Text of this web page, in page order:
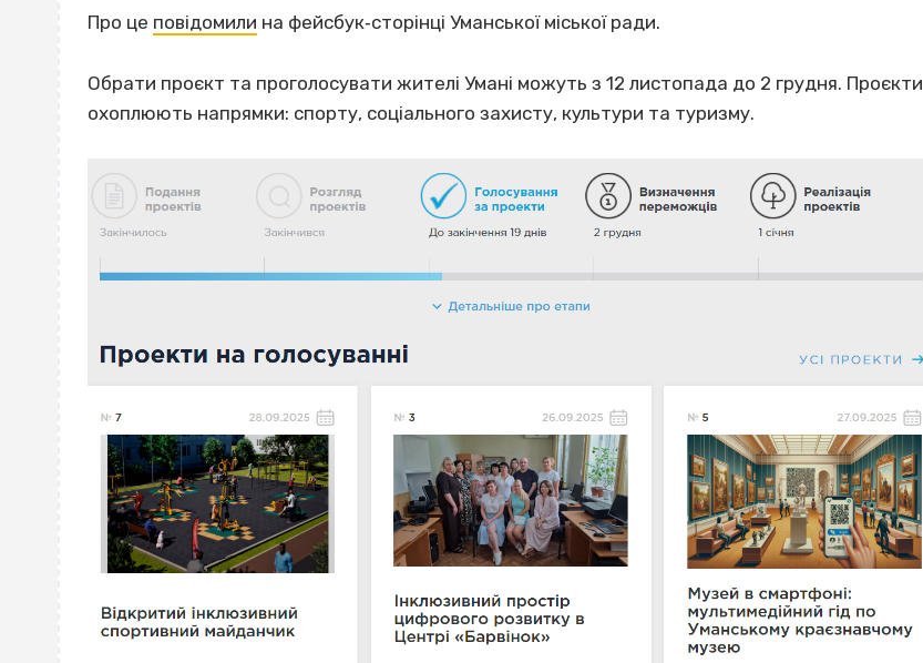
Про це повідомили на фейсбук‐сторінці Уманської міської ради.
Обрати проєкт та проголосувати жителі Умані можуть з 12 листопада до 2 грудня. Проєкти
охоплюють напрямки: спорту, соціального захисту, культури та туризму.